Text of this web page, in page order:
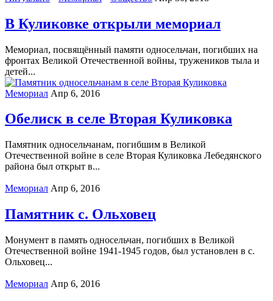
В Куликовке открыли мемориал
Мемориал, посвящённый памяти односельчан, погибших на
фронтах Великой Отечественной войны, тружеников тыла и
детей...
Мемориал Апр 6, 2016
Обелиск в селе Вторая Куликовка
Памятник односельчанам, погибшим в Великой
Отечественной войне в селе Вторая Куликовка Лебедянского
района был открыт в...
Мемориал Апр 6, 2016
Памятник с. Ольховец
Монумент в память односельчан, погибших в Великой
Отечественной войне 1941-1945 годов, был установлен в с.
Ольховец...
Мемориал Апр 6, 2016